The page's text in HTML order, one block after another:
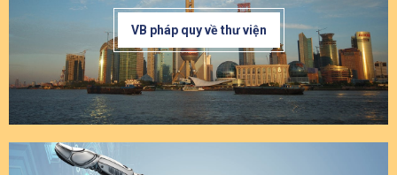
VB pháp quy về thư viện